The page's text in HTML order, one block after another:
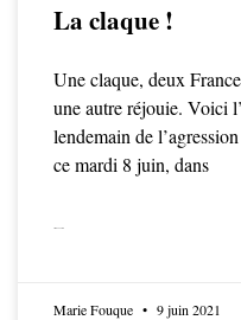
La claque !
Une claque, deux
une autre réjouie. Voici
lendemain de
ce mardi 8 juin, dans
Marie Fouque 9 juin 2021